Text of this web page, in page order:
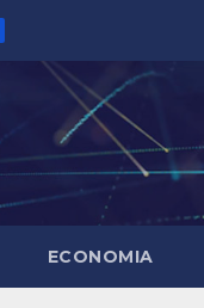
ECONOMIA